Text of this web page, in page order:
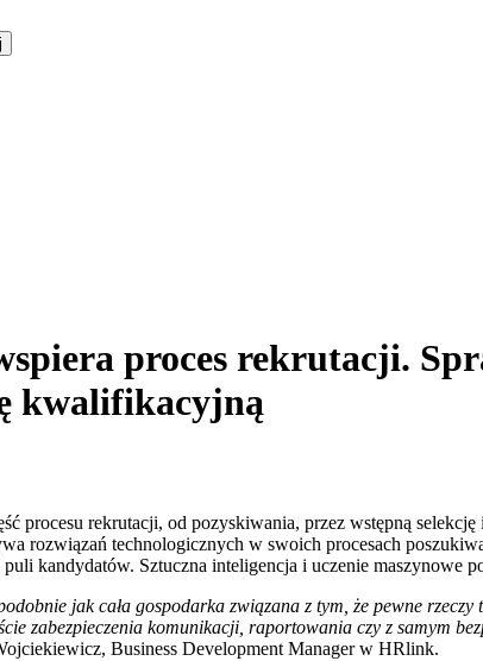
proces rekrutacji.
kwalifikacyjną
procesu rekrutacji, od pozyskiwania, przez wstępną
rozwiązań technologicznych w swoich procesach
kandydatów. Sztuczna inteligencja i uczenie maszynowe
jak cała gospodarka związana z tym, że pewne
zabezpieczenia komunikacji, raportowania czy z samym
Business Development Manager w HRlink.